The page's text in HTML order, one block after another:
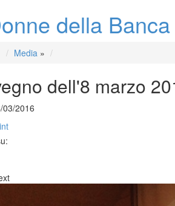
della
Media»
dell'8 marzo
03/2016